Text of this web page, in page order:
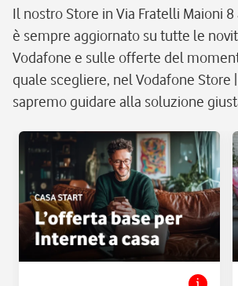
Il nostro Store in Via Fratelli Maioni
è sempre aggiornato su tutte le
Vodafone e sulle offerte del
quale scegliere, nel Vodafone Store
sapremo guidare alla soluzione